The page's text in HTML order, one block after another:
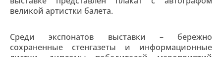
великой артистки балета.
Среди экспонатов выставки – бережно
сохраненные стенгазеты и информационные